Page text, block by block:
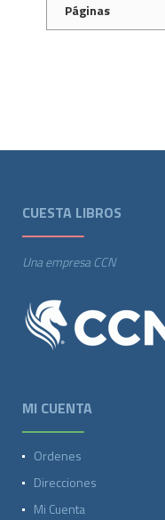
Páginas
CUESTA LIBROS
Una empresa CCN
MI CUENTA
Ordenes
Direcciones
Mi Cuenta